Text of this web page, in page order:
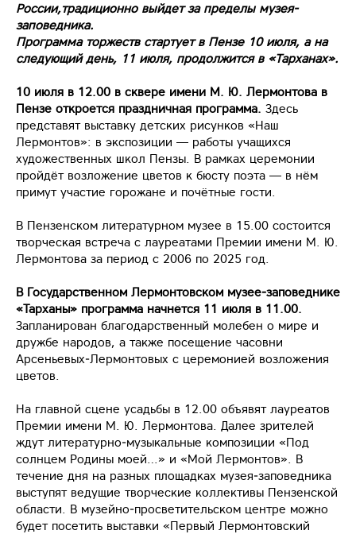
России,традиционно выйдет за пределы музея-
заповедника.
Программа торжеств стартует в Пензе 10 июля, а на
следующий день, 11 июля, продолжится в «Тарханах».
10 июля в 12.00 в сквере имени М. Ю. Лермонтова в
Пензе откроется праздничная программа. Здесь
представят выставку детских рисунков «Наш
Лермонтов»: в экспозиции — работы учащихся
художественных школ Пензы. В рамках церемонии
пройдёт возложение цветов к бюсту поэта — в нём
примут участие горожане и почётные гости.
В Пензенском литературном музее в 15.00 состоится
творческая встреча с лауреатами Премии имени М. Ю.
Лермонтова за период с 2006 по 2025 год.
В Государственном Лермонтовском музее‑заповеднике
«Тарханы» программа начнётся 11 июля в 11.00.
Запланирован благодарственный молебен о мире и
дружбе народов, а также посещение часовни
Арсеньевых‑Лермонтовых с церемонией возложения
цветов.
На главной сцене усадьбы в 12.00 объявят лауреатов
Премии имени М. Ю. Лермонтова. Далее зрителей
ждут литературно‑музыкальные композиции «Под
солнцем Родины моей…» и «Мой Лермонтов». В
течение дня на разных площадках музея‑заповедника
выступят ведущие творческие коллективы Пензенской
области. В музейно‑просветительском центре можно
будет посетить выставки «Первый Лермонтовский